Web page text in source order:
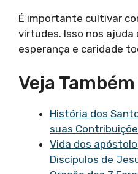
É importante cultivar
virtudes. Isso nos
esperança e caridade
Veja Também
História dos
suas
Vida dos
Discípulos de